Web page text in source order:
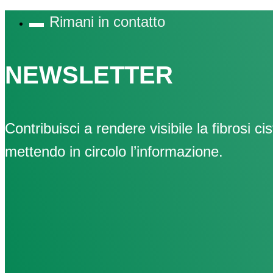
Rimani in contatto
NEWSLETTER
Contribuisci a rendere visibile la fibrosi
mettendo in circolo l’informazione.